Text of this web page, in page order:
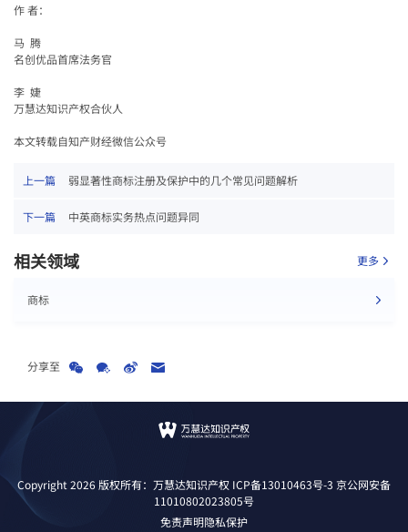
作 者：
马 腾
名创优品首席法务官
李 婕
万慧达知识产权合伙人
本文转载自知产财经微信公众号
上一篇 弱显著性商标注册及保护中的几个常见问题解析
下一篇 中英商标实务热点问题异同
相关领域 更多
商标
分享至
Copyright 2026 版权所有：万慧达知识产权 ICP备13010463号-3 京公网安备
11010802023805号
免责声明隐私保护